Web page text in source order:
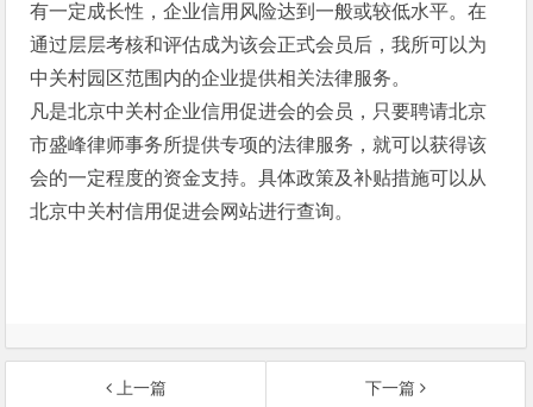
有一定成长性，企业信用风险达到一般或较低水平。在
通过层层考核和评估成为该会正式会员后，我所可以为
中关村园区范围内的企业提供相关法律服务。
凡是北京中关村企业信用促进会的会员，只要聘请北京
市盛峰律师事务所提供专项的法律服务，就可以获得该
会的一定程度的资金支持。具体政策及补贴措施可以从
北京中关村信用促进会网站进行查询。
上一篇 下一篇